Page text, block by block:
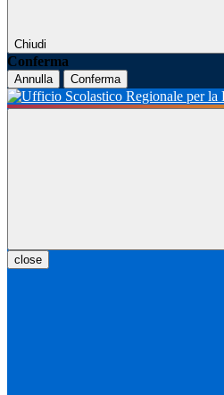
Chiudi
Conferma
Annulla Conferma
close